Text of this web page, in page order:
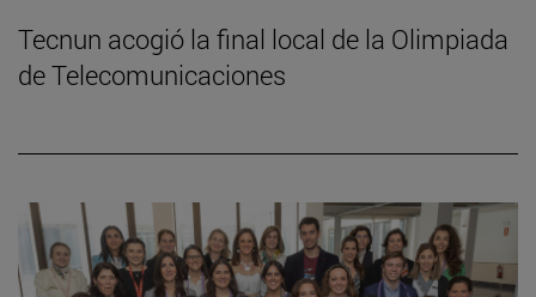
­Tecnun acogió la final local de la Olimpiada
de Telecomunicaciones